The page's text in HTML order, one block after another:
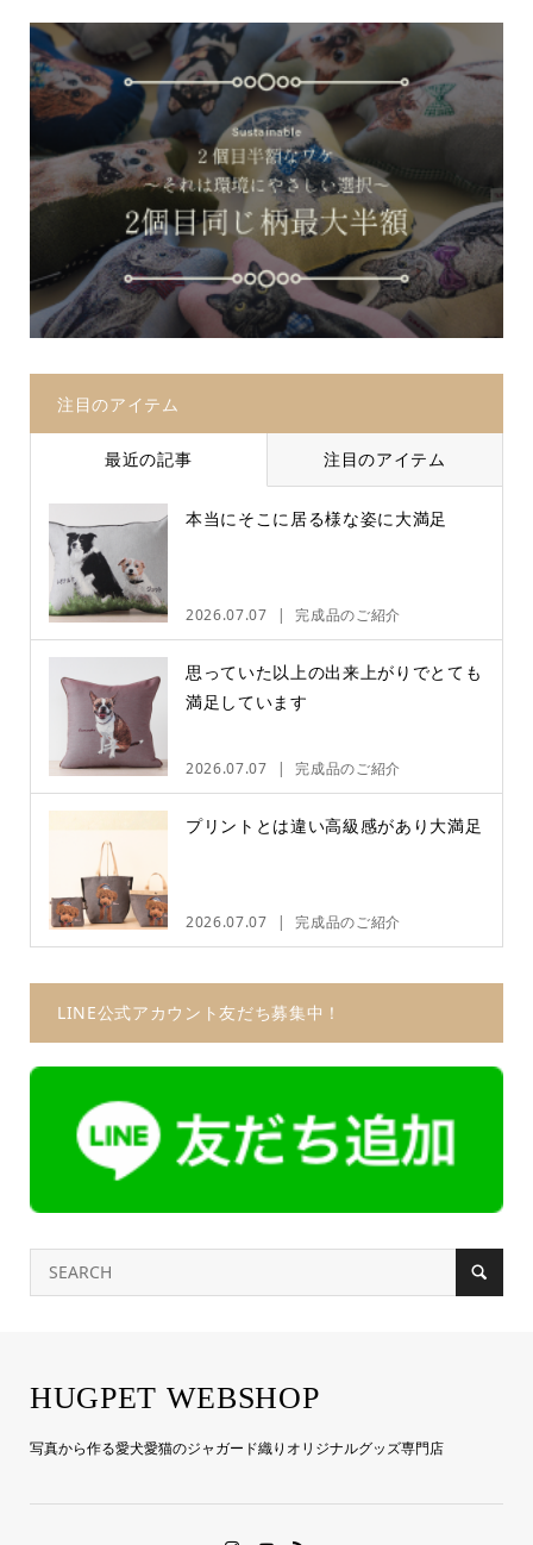
注目のアイテム
最近の記事 注目のアイテム
本当にそこに居る様な姿に大満足
2026.07.07 完成品のご紹介
思っていた以上の出来上がりでとても
満足しています
2026.07.07 完成品のご紹介
プリントとは違い高級感があり大満足
2026.07.07 完成品のご紹介
LINE公式アカウント友だち募集中！
HUGPET WEBSHOP
写真から作る愛犬愛猫のジャガード織りオリジナルグッズ専門店